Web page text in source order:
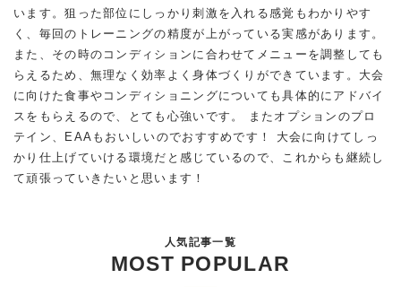
います。狙った部位にしっかり刺激を入れる感覚もわかりやす
く、毎回のトレーニングの精度が上がっている実感があります。
また、その時のコンディションに合わせてメニューを調整しても
らえるため、無理なく効率よく身体づくりができています。大会
に向けた食事やコンディショニングについても具体的にアドバイ
スをもらえるので、とても心強いです。 またオプションのプロ
テイン、EAAもおいしいのでおすすめです！ 大会に向けてしっ
かり仕上げていける環境だと感じているので、これからも継続し
て頑張っていきたいと思います！
人気記事一覧
MOST POPULAR